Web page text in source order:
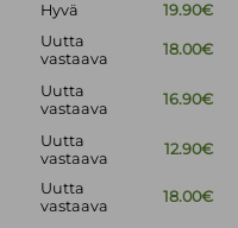
Hyvä 19.90€
Uutta
vastaava
18.00€
Uutta
vastaava
16.90€
Uutta
vastaava
12.90€
Uutta
vastaava
18.00€